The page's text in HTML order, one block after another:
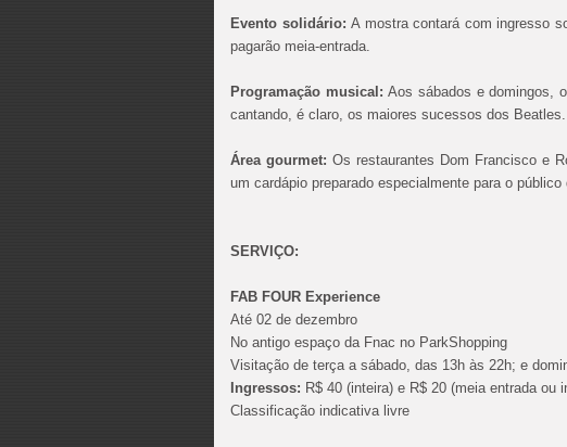
Evento solidário:A mostra contará com ingresso
pagarão meia-entrada.
Programação musical:Aos sábados e domingos,
cantando, é claro, os maiores sucessos dos Beatles.
Área gourmet: Os restaurantes Dom Francisco e
um cardápio preparado especialmente para o
SERVIÇO:
FAB FOUR Experience
Até 02 de dezembro
No antigo espaço da Fnac no ParkShopping
Visitação de terça a sábado, das 13h às 22h; e
Ingressos: R$ 40 (inteira) e R$ 20 (meia entrada ou
Classificação indicativa livre